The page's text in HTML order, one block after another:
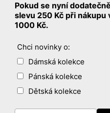
Pokud se nyní
slevu 250 Kč při nákupu
1000 Kč.
Chci novinky o:
Dámská kolekce
Pánská kolekce
Dětská kolekce